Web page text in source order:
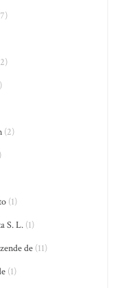
(2)
(1)
S. L.(1)
de (11)
(1)